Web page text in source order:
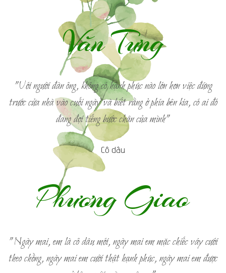
Văn Tưng
"Với người đàn ông, không có hạnh phúc nào lớn hơn việc đứng
trước cửa nhà vào cuối ngày và biết rằng ở phía bên kia, có ai đó
đang đợi tiếng bước chân của mình"
Cô dâu
Phương Giao
"Ngày mai, em là cô dâu mới, ngày mai em mặc chiếc váy cưới
theo chồng, ngày mai em cười thật hạnh phúc, ngày mai em được